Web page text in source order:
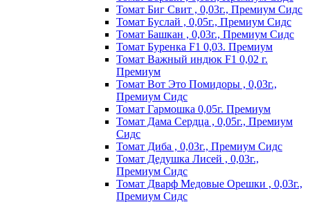
Томат Биг Свит , 0,03г., Премиум Сидс
Томат Буслай , 0,05г., Премиум Сидс
Томат Башкан , 0,03г., Премиум Сидс
Томат Буренка F1 0,03. Премиум
Томат Baжный индюк F1 0,02 г.
Пpeмиyм
Томат Вот Это Помидоры , 0,03г.,
Премиум Сидс
Томат Гармошка 0,05г. Премиум
Томат Дама Сердца , 0,05г., Премиум
Сидс
Томат Диба , 0,03г., Премиум Сидс
Томат Дедушка Лисей , 0,03г.,
Премиум Сидс
Томат Дварф Медовые Орешки , 0,03г.,
Премиум Сидс